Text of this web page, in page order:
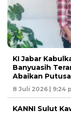
KI Jabar
Banyuasih
Abaikan
8 Juli 2026 | 9:24
KANNI Sulut